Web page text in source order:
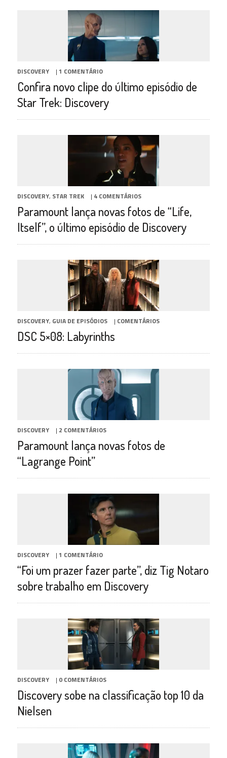
DISCOVERY | 1 COMENTÁRIO
Confira novo clipe do último episódio de
Star Trek: Discovery
DISCOVERY, STAR TREK | 4 COMENTÁRIOS
Paramount lança novas fotos de “Life,
Itself”, o último episódio de Discovery
DISCOVERY, GUIA DE EPISÓDIOS | COMENTÁRIOS
DSC 5×08: Labyrinths
DISCOVERY | 2 COMENTÁRIOS
Paramount lança novas fotos de
“Lagrange Point”
DISCOVERY | 1 COMENTÁRIO
“Foi um prazer fazer parte”, diz Tig Notaro
sobre trabalho em Discovery
DISCOVERY | 0 COMENTÁRIOS
Discovery sobe na classificação top 10 da
Nielsen